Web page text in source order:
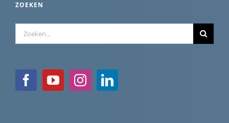
ZOEKEN
Zoeken
naar: